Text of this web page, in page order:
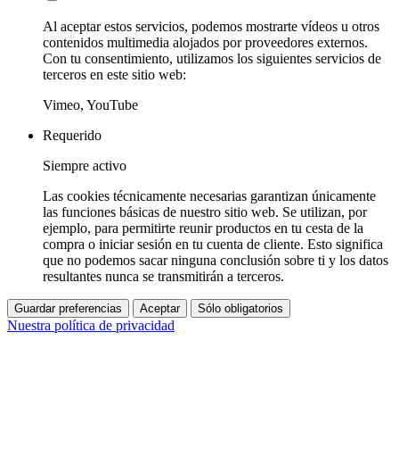
Al aceptar estos servicios, podemos mostrarte vídeos u otros
contenidos multimedia alojados por proveedores externos.
Con tu consentimiento, utilizamos los siguientes servicios de
terceros en este sitio web:
Vimeo, YouTube
Requerido
Siempre activo
Las cookies técnicamente necesarias garantizan únicamente
las funciones básicas de nuestro sitio web. Se utilizan, por
ejemplo, para permitirte reunir productos en tu cesta de la
compra o iniciar sesión en tu cuenta de cliente. Esto significa
que no podemos sacar ninguna conclusión sobre ti y los datos
resultantes nunca se transmitirán a terceros.
Guardar preferencias Aceptar Sólo obligatorios
Nuestra política de privacidad